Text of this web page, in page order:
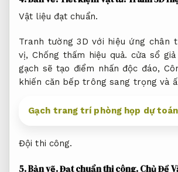
Vật liệu đạt chuẩn.
Tranh tường 3D với hiệu ứng chân
vị, Chống thấm hiệu quả. cửa sổ
gạch sẽ tạo điểm nhấn độc đáo,
khiến căn bếp trông sang trọng và
Gạch trang trí phòng họp dự
Đội thi công.
5.Bản vẽ.Đạt chuẩn thi công.Chủ Đề